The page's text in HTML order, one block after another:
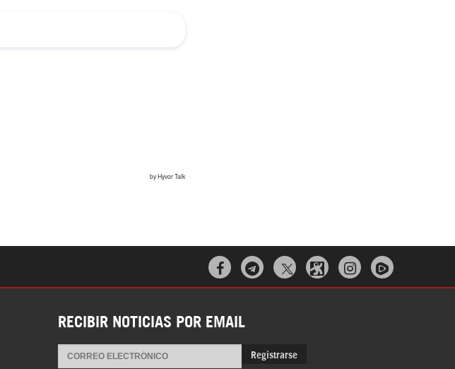
  
RECIBIR NOTICIAS POR EMAIL
Registrarse